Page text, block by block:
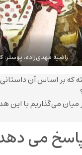
راضیه مهدی‌زاده، پوستر:
که بر اساس آن
میان می‌گذاریم با این
می